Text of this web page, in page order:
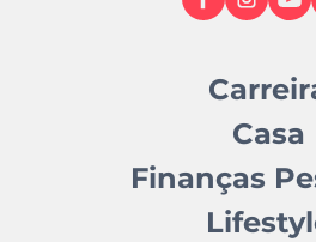
Casa
Finanças